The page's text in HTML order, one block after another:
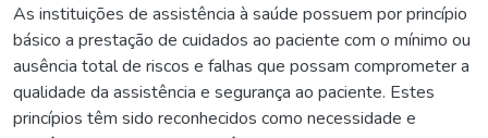
As instituições de assistência à saúde possuem por princípio
básico a prestação de cuidados ao paciente com o mínimo ou
ausência total de riscos e falhas que possam comprometer a
qualidade da assistência e segurança ao paciente. Estes
princípios têm sido reconhecidos como necessidade e